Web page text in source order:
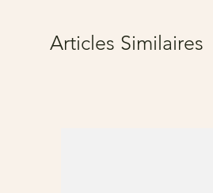
Articles Similaires